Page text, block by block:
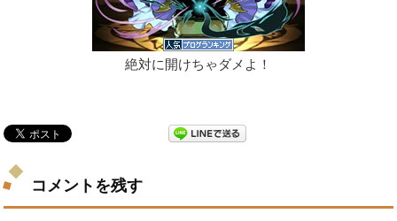
絶対に開けちゃダメよ！
コメントを残す